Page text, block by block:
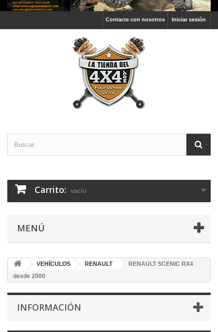
Iniciar sesión
Contacte con nosotros
Carrito: vacío
MENÚ
VEHÍCULOS RENAULT
RENAULT SCENIC RX4
desde 2000
INFORMACIÓN